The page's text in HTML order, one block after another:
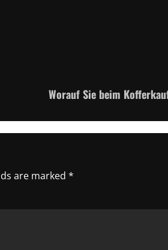
Worauf Sie beim
are marked *